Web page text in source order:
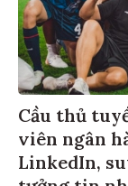
Cầu thủ
viên ngân
LinkedIn,